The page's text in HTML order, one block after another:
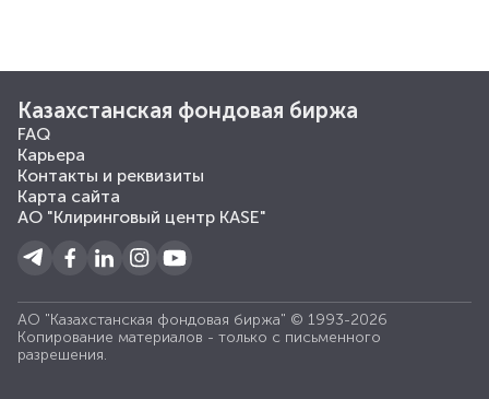
Казахстанская фондовая биржа
FAQ
Карьера
Контакты и реквизиты
Карта сайта
АО "Клиринговый центр KASE"
АО "Казахстанская фондовая биржа" © 1993-2026
Копирование материалов - только с письменного
разрешения.